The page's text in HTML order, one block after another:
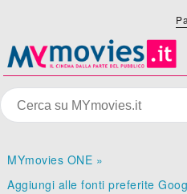
MYmovies ONE »
Aggiungi alle fonti preferite